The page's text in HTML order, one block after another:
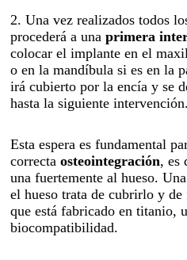
2. Una vez realizados todos
procederá a unaprimera
colocar el implante en el
o en la mandíbula si es en la
irá cubierto por la encía y se
hasta la siguiente intervención.
Esta espera es fundamental
correcta osteointegración, es
una fuertemente al hueso.
el hueso trata de cubrirlo y
que está fabricado en titanio,
biocompatibilidad.